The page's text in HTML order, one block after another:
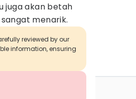
juga akan betah
menarik.
reviewed by our
information, ensuring